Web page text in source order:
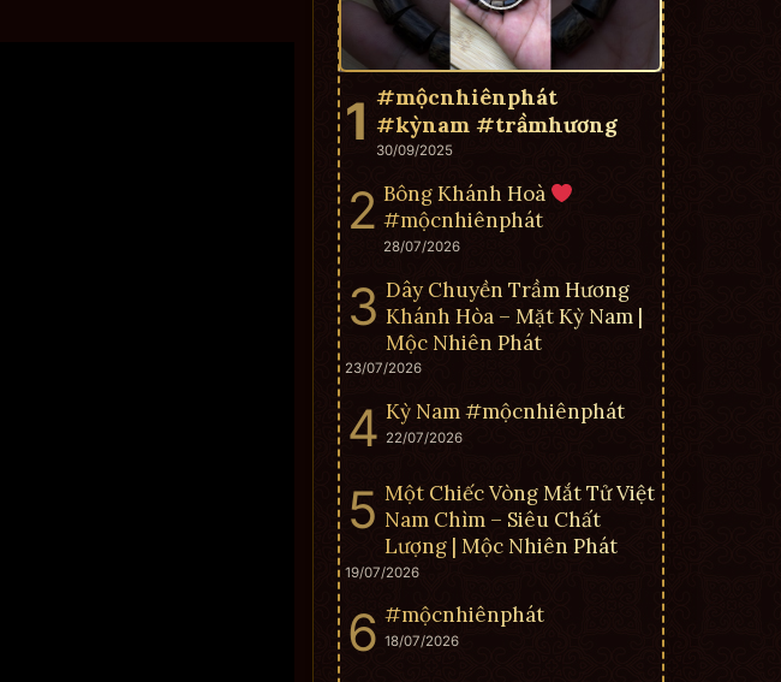
#mộcnhiênphát
#kỳnam #trầmhương
30/09/2025
Bông Khánh Hoà
#mộcnhiênphát
28/07/2026
Dây Chuyền Trầm Hương
Khánh Hòa – Mặt Kỳ Nam |
Mộc Nhiên Phát
23/07/2026
Kỳ Nam #mộcnhiênphát
22/07/2026
Một Chiếc Vòng Mắt Tử Việt
Nam Chìm – Siêu Chất
Lượng | Mộc Nhiên Phát
19/07/2026
#mộcnhiênphát
18/07/2026